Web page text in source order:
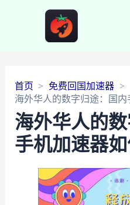
首页
免费回国加速器
海外华人的数字归途：国内
海外华人的
手机加速器如